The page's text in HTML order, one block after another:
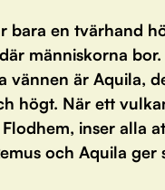
bara en tvärhand
människorna bor.
vännen är Aquila,
högt. När ett
inser alla
och Aquila ger